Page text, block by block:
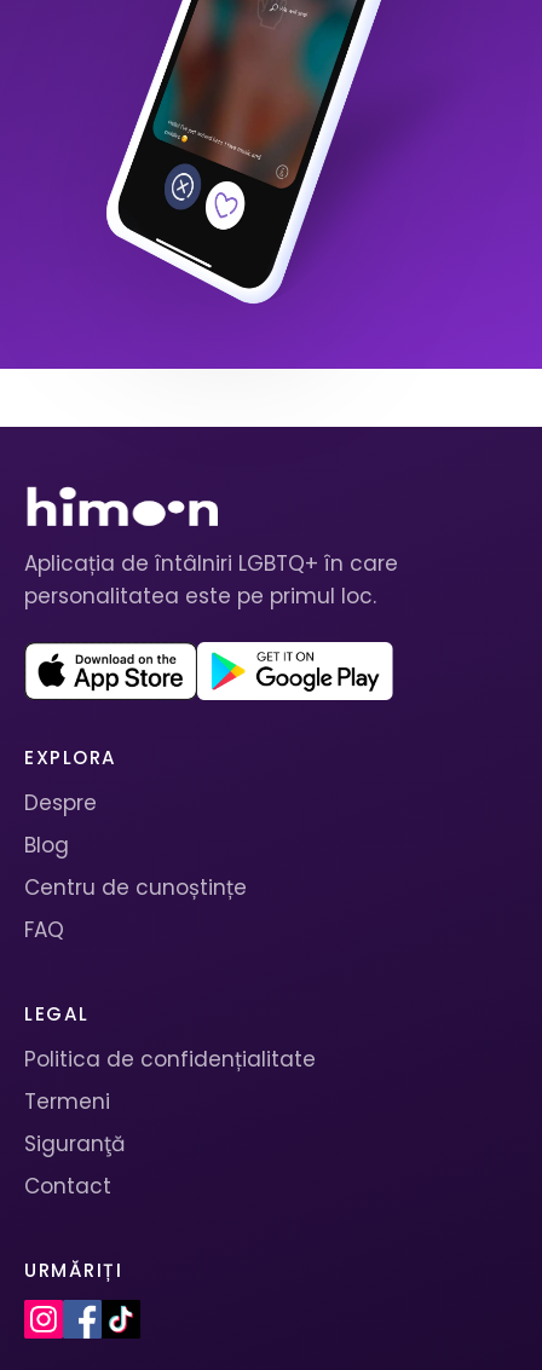
Aplicația de întâlniri LGBTQ+ în care
personalitatea este pe primul loc.
EXPLORA
Despre
Blog
Centru de cunoștințe
FAQ
LEGAL
Politica de confidențialitate
Termeni
Siguranţă
Contact
URMĂRIȚI